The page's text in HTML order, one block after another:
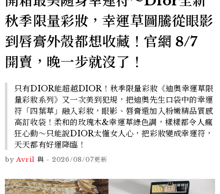
秋季限量彩妝，幸運草圖騰從眼影
到唇膏外殼都想收藏！官網 8/7
開賣，晚一步就沒了！
只有DIOR能超越DIOR！秋季限量彩妝《迪奧幸運草限
量彩妝系列》又一次美到犯規，把迪奧先生口袋中的幸運
符「四葉草」融入彩妝，眼影、唇膏還加入粉嫩精品質感
高訂收袋！柔和的玫瑰木&幸運草綠色調，樣樣都令人瘋
狂心動～只能說DIOR太懂女人心，把彩妝變成幸運符，
天天都有好運降臨！
by Avril 與 - 2026/08/07更新